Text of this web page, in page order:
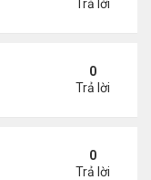
Trả lời
của ông Trump với
0
Trả lời
- Campuchia
0
Trả lời